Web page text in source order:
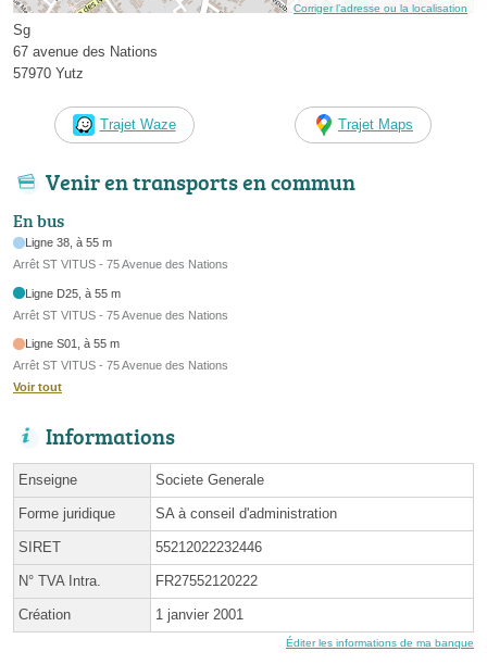
Corriger l’adresse ou la localisation
Sg
67 avenue des Nations
57970 Yutz
Trajet Waze Trajet Maps
Venir en transports en commun
En bus
Ligne 38, à 55 m
Arrêt ST VITUS - 75 Avenue des Nations
Ligne D25, à 55 m
Arrêt ST VITUS - 75 Avenue des Nations
Ligne S01, à 55 m
Arrêt ST VITUS - 75 Avenue des Nations
Voir tout
Informations
Enseigne Societe Generale
Forme juridique SA à conseil d'administration
SIRET 55212022232446
N° TVA Intra. FR27552120222
Création 1 janvier 2001
Éditer les informations de ma banque